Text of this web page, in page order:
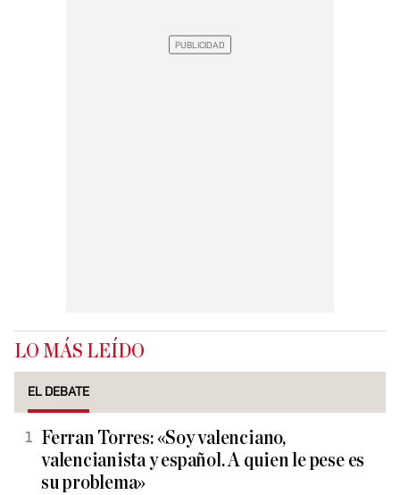
LO MÁS LEÍDO
EL DEBATE
Ferran Torres: «Soy valenciano,
valencianista y español. A quien le pese es
su problema»